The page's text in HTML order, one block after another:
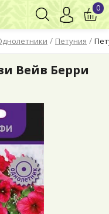
/ Петуния /
0
Вейв Берри